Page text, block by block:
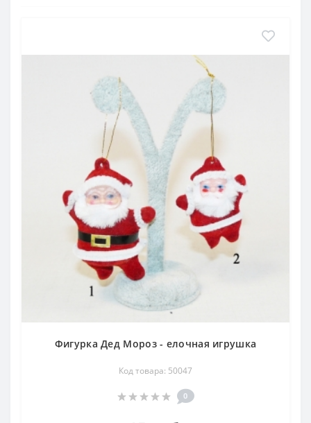
Фигурка Дед Мороз - елочная игрушка
Код товара: 50047
0